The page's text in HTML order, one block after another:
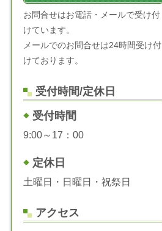
お問合せはお電話・メールで受け付
けています。
メールでのお問合せは24時間受け付
けております。
受付時間/定休日
受付時間
9:00～17：00
定休日
土曜日・日曜日・祝祭日
アクセス